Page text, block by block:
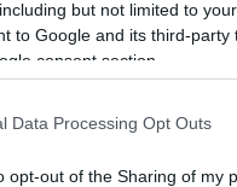
but not limited to
to Google and its third-
consent section.
Data Processing Opt Outs
opt-out of the Sharing of my
Hat ország
Nemzetközi
A Bethlen Téri
fellépők mellett, a